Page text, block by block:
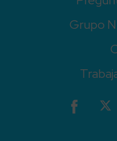
Grupo